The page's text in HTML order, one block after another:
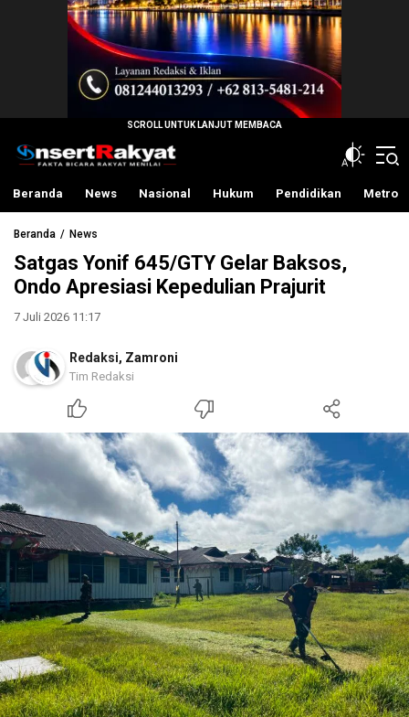
InsertRakyat.com
Fakta Bicara Rakyat Menilai
Beranda News Nasional Hukum Pendidikan Metro
Beranda News
Satgas Yonif 645/GTY Gelar Baksos,
Ondo Apresiasi Kepedulian Prajurit
7 Juli 2026 11:17
Redaksi, Zamroni
Tim Redaksi